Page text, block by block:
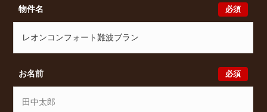
件・マンションをお探しでしたら、ぜひ大阪分譲賃貸
譲賃貸Classicalでは、お問い合わせ以外にも来店予約
望の条件をいただきましたら、プロの目線からおすす
めの賃貸物件をご提案いたします。
必須
物件名
必須
お名前